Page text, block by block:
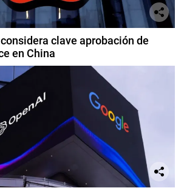
clave aprobación de
en China